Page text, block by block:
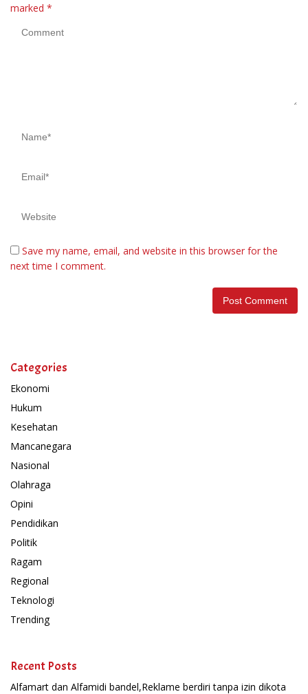
marked *
Save my name, email, and website in this browser for the
next time I comment.
Categories
Ekonomi
Hukum
Kesehatan
Mancanegara
Nasional
Olahraga
Opini
Pendidikan
Politik
Ragam
Regional
Teknologi
Trending
Recent Posts
Alfamart dan Alfamidi bandel,Reklame berdiri tanpa izin dikota